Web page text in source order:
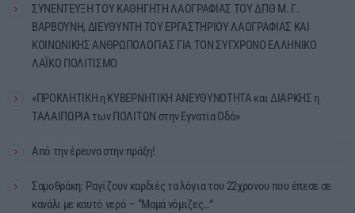
ΣΥΝΕΝΤΕΥΞΗ ΤΟΥ ΚΑΘΗΓΗΤΗ ΛΑΟΓΡΑΦΙΑΣ ΤΟΥ ΔΠΘ Μ. Γ.
ΒΑΡΒΟΥΝΗ, ΔΙΕΥΘΥΝΤΗ ΤΟΥ ΕΡΓΑΣΤΗΡΙΟΥ ΛΑΟΓΡΑΦΙΑΣ ΚΑΙ
ΚΟΙΝΩΝΙΚΗΣ ΑΝΘΡΩΠΟΛΟΓΙΑΣ ΓΙΑ ΤΟΝ ΣΥΓΧΡΟΝΟ ΕΛΛΗΝΙΚΟ
ΛΑΪΚΟ ΠΟΛΙΤΙΣΜΟ
«ΠΡΟΚΛΗΤΙΚΗ η ΚΥΒΕΡΝΗΤΙΚΗ ΑΝΕΥΘΥΝΟΤΗΤΑ και ΔΙΑΡΚΗΣ η
ΤΑΛΑΙΠΩΡΙΑ των ΠΟΛΙΤΩΝ στην Εγνατία Οδό»
Από την έρευνα στην πράξη!
Σαμοθράκη: Ραγίζουν καρδιές τα λόγια του 22χρονου που έπεσε σε
κανάλι με καυτό νερό – “Μαμά νόμιζες…”